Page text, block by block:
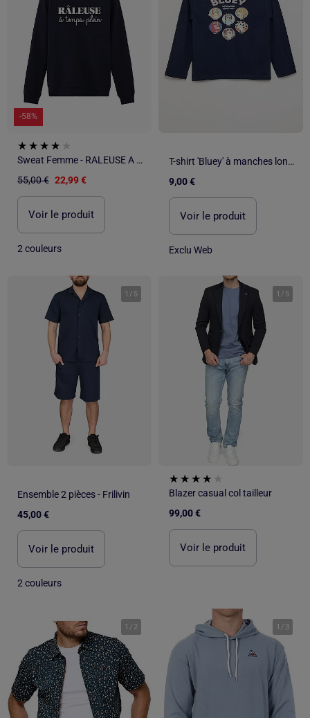
-58%
Sweat Femme - RALEUSE A TEMPS PLEIN
55,00 € 22,99 €
Voir le produit
2 couleurs
T-shirt 'Bluey' à manches longues
9,00 €
Voir le produit
Exclu Web
1 / 5
Ensemble 2 pièces - Frilivin
45,00 €
Voir le produit
2 couleurs
1 / 5
Blazer casual col tailleur
99,00 €
Voir le produit
1 / 2 1 / 3